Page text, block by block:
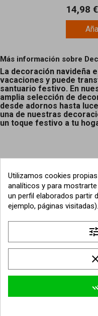
14,98 €
Más información sobre
La decoración navideña
vacaciones y puede
santuario festivo. En
amplia selección de
desde adornos hasta
una de nuestras
un toque festivo a tu
Información sobre la
Utilizamos cookies
analíticos y para
un perfil elaborados partir
ejemplo, páginas visitadas).
tune